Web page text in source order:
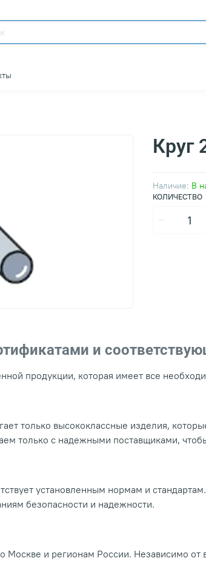
Наличие: В
Круг
КОЛИЧЕСТВО
и
продукции, которая имеет все
только высококлассные изделия,
только с надежными поставщиками,
установленным нормам и
безопасности и надежности.
Москве и регионам России. Независимо